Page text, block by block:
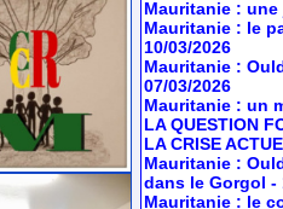
Mauritanie :
Mauritanie : le
10/03/2026
Mauritanie :
07/03/2026
Mauritanie : un
LA QUESTION
LA CRISE
Mauritanie :
dans le Gorgol -
Mauritanie : le